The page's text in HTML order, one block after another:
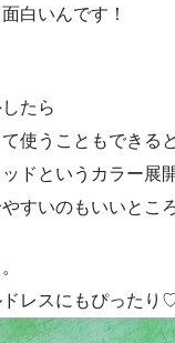
白いんです！
たら
使うこともできる
ドというカラー展開
すいのもいいとこ
レスにもぴったり